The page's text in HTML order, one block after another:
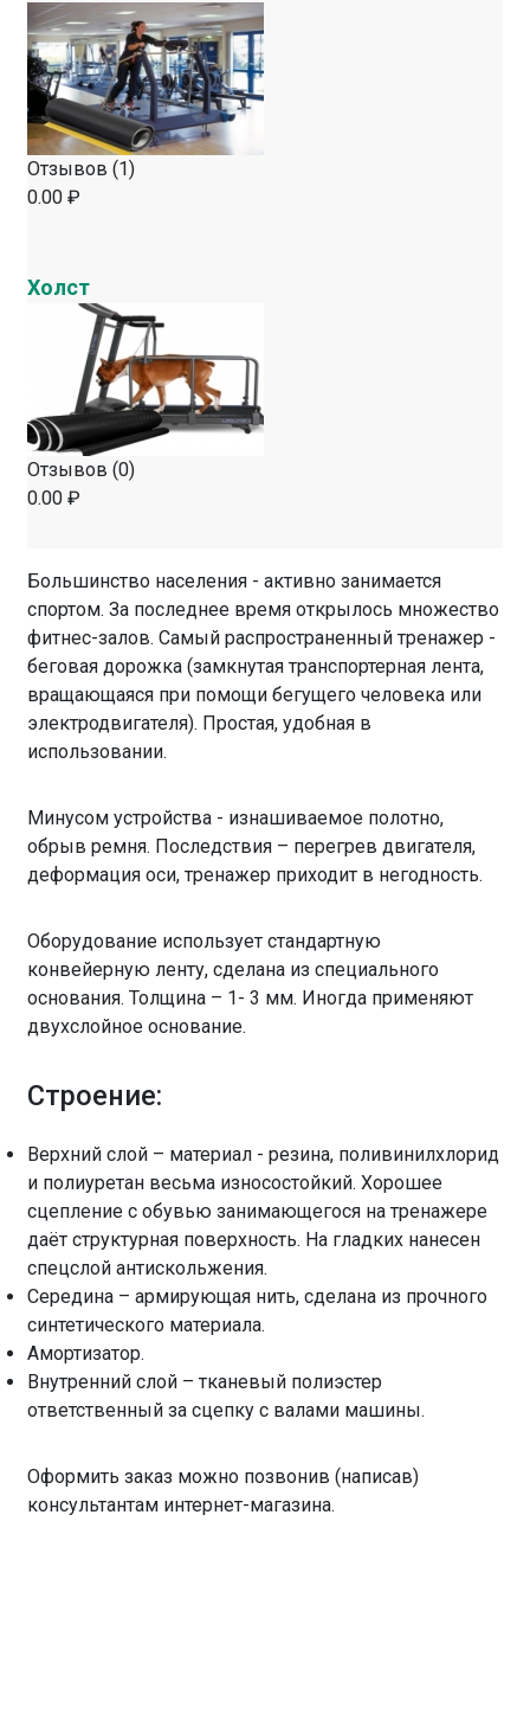
Отзывов (1)
0.00 ₽
Холст
Отзывов (0)
0.00 ₽
Большинство населения - активно занимается
спортом. За последнее время открылось множество
фитнес-залов. Самый распространенный тренажер -
беговая дорожка (замкнутая транспортерная лента,
вращающаяся при помощи бегущего человека или
электродвигателя). Простая, удобная в
использовании.
Минусом устройства - изнашиваемое полотно,
обрыв ремня. Последствия – перегрев двигателя,
деформация оси, тренажер приходит в негодность.
Оборудование использует стандартную
конвейерную ленту, сделана из специального
основания. Толщина – 1- 3 мм. Иногда применяют
двухслойное основание.
Строение:
Верхний слой – материал - резина, поливинилхлорид
и полиуретан весьма износостойкий. Хорошее
сцепление с обувью занимающегося на тренажере
даёт структурная поверхность. На гладких нанесен
спецслой антискольжения.
Середина – армирующая нить, сделана из прочного
синтетического материала.
Амортизатор.
Внутренний слой – тканевый полиэстер
ответственный за сцепку с валами машины.
Оформить заказ можно позвонив (написав)
консультантам интернет-магазина.